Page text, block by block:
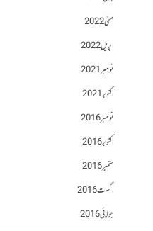
مئی 2022
اپریل 2022
نومبر 2021
اکتوبر 2021
نومبر 2016
اکتوبر 2016
ستمبر 2016
اگست 2016
جولائی 2016